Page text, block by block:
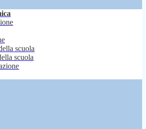
scuola
scuola